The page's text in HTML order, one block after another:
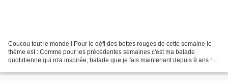
Coucou tout le monde ! Pour le défi des bottes rouges de cette semaine le
thème est : Comme pour les précédentes semaines c'est ma balade
quotidienne qui m'a inspirée, balade que je fais maintenant depuis 9 ans ! Et